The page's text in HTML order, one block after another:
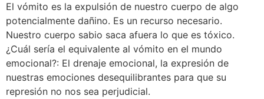
El vómito es la expulsión de nuestro cuerpo de algo
potencialmente dañino. Es un recurso necesario.
Nuestro cuerpo sabio saca afuera lo que es tóxico.
¿Cuál sería el equivalente al vómito en el mundo
emocional?: El drenaje emocional, la expresión de
nuestras emociones desequilibrantes para que su
represión no nos sea perjudicial.